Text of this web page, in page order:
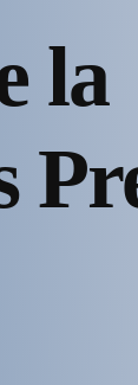
la